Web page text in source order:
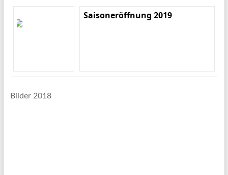
Saisoneröffnung 2019
Bilder 2018